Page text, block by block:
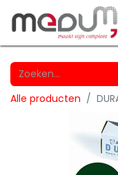
Alle producten